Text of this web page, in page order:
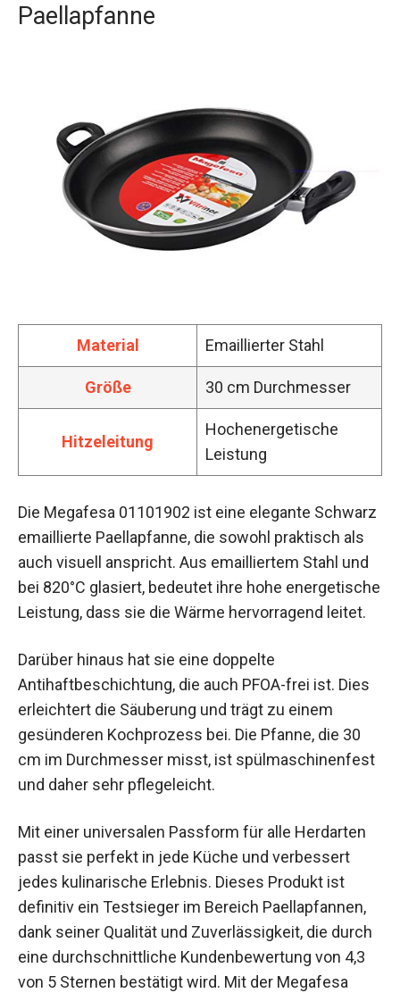
Paellapfanne
Material Emaillierter Stahl
Größe 30 cm Durchmesser
Hitzeleitung
Hochenergetische
Leistung
Die Megafesa 01101902 ist eine elegante Schwarz
emaillierte Paellapfanne, die sowohl praktisch als
auch visuell anspricht. Aus emailliertem Stahl und
bei 820°C glasiert, bedeutet ihre hohe energetische
Leistung, dass sie die Wärme hervorragend leitet.
Darüber hinaus hat sie eine doppelte
Antihaftbeschichtung, die auch PFOA-frei ist. Dies
erleichtert die Säuberung und trägt zu einem
gesünderen Kochprozess bei. Die Pfanne, die 30
cm im Durchmesser misst, ist spülmaschinenfest
und daher sehr pflegeleicht.
Mit einer universalen Passform für alle Herdarten
passt sie perfekt in jede Küche und verbessert
jedes kulinarische Erlebnis. Dieses Produkt ist
definitiv ein Testsieger im Bereich Paellapfannen,
dank seiner Qualität und Zuverlässigkeit, die durch
eine durchschnittliche Kundenbewertung von 4,3
von 5 Sternen bestätigt wird. Mit der Megafesa